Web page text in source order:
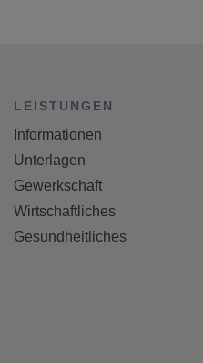
LEISTUNGEN
Informationen
Unterlagen
Gewerkschaft
Wirtschaftliches
Gesundheitliches